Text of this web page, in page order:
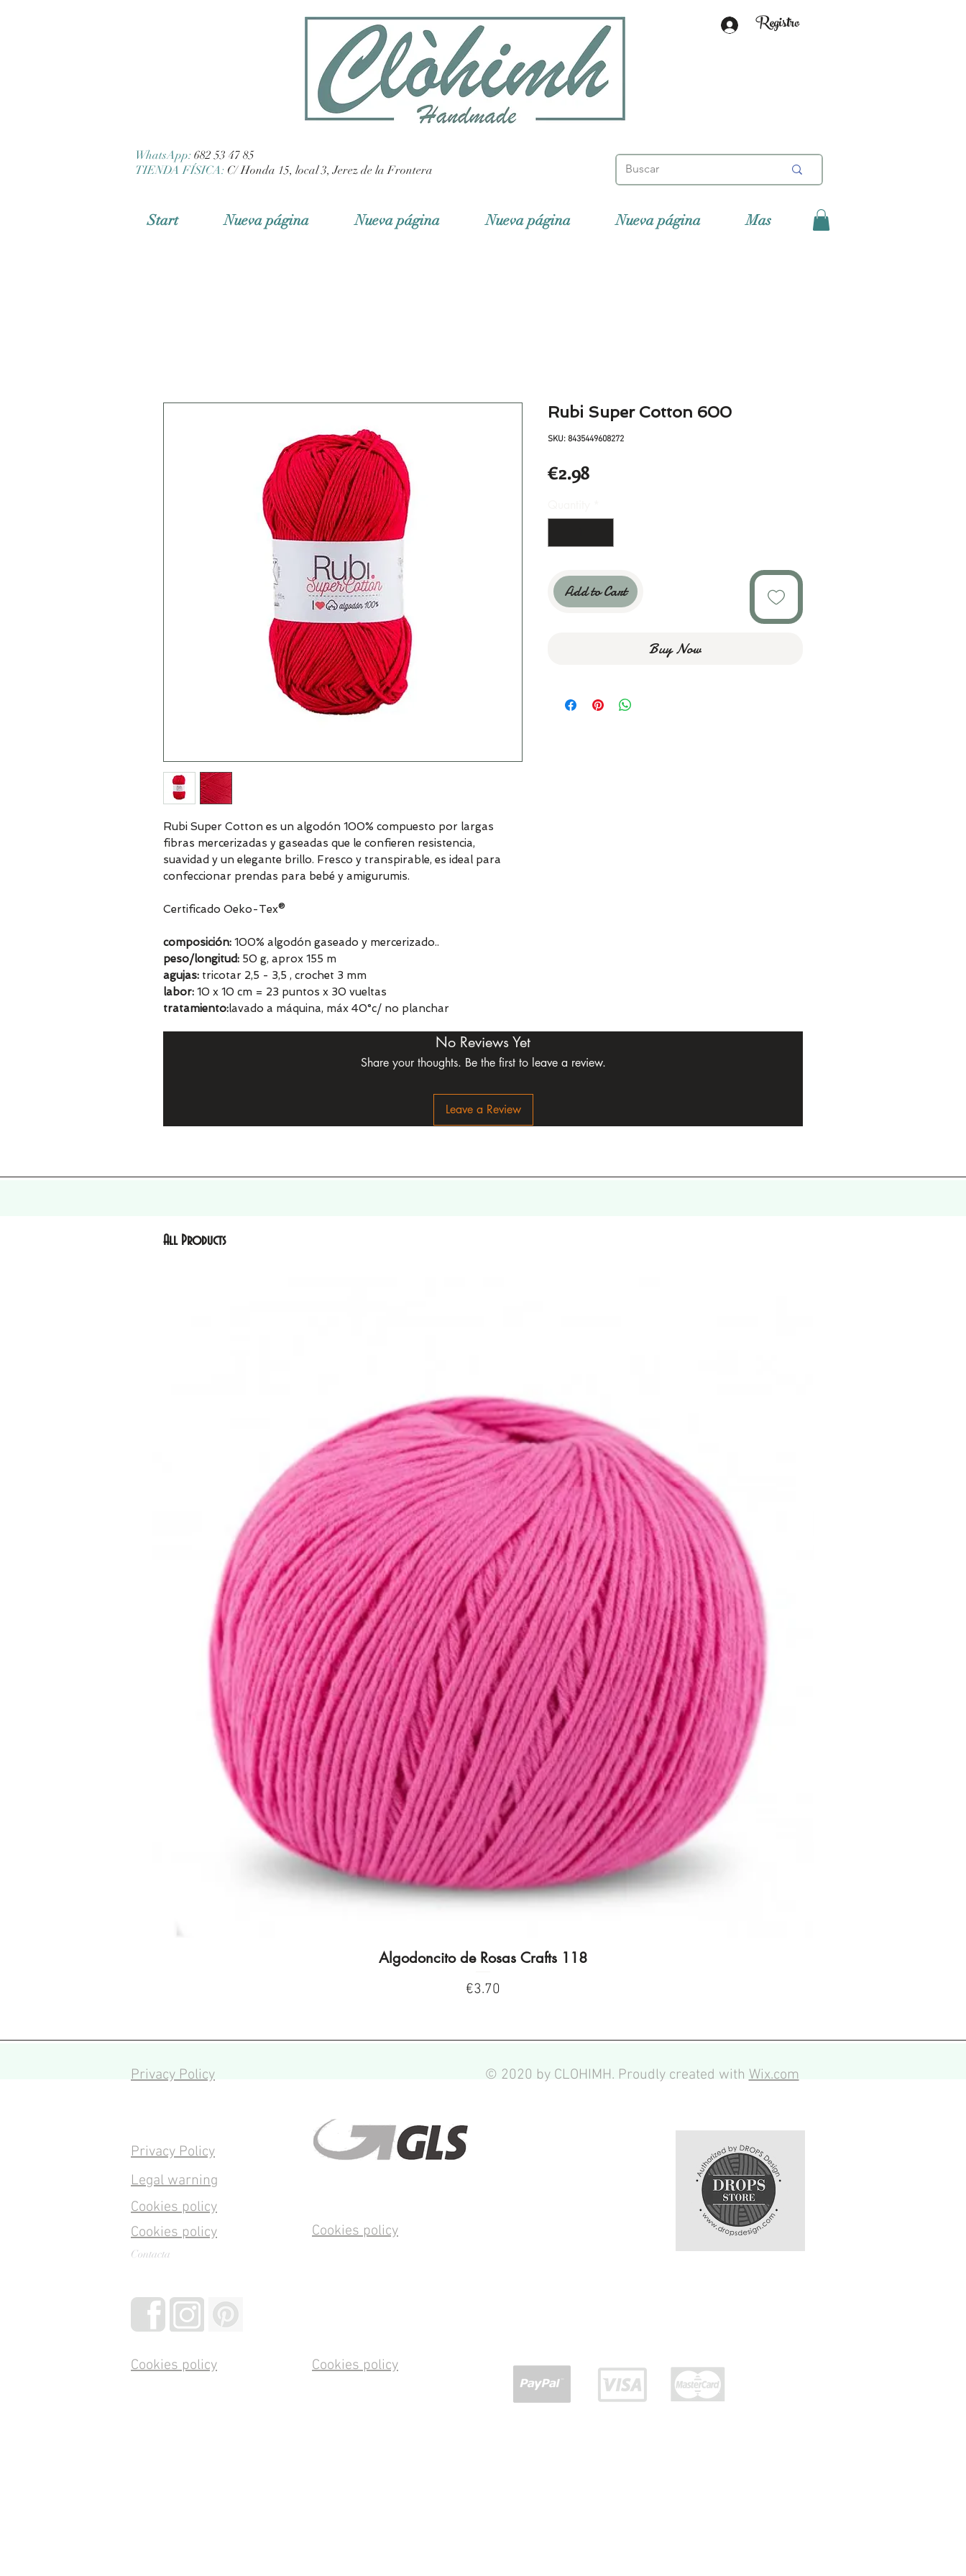
Registro
WhatsApp: 682 53 47 85
TIENDA FÍSICA: C/ Honda 15, local 3, Jerez de la Frontera
Start Nueva página Nueva página Nueva página Nueva página Mas
Rubi Super Cotton es un algodón 100% compuesto por largas
fibras mercerizadas y gaseadas que le confieren resistencia,
suavidad y un elegante brillo. Fresco y transpirable, es ideal para
confeccionar prendas para bebé y amigurumis.
Certificado Oeko-Tex®
composición: 100% algodón gaseado y mercerizado..
peso/longitud: 50 g, aprox 155 m
agujas: tricotar 2,5 - 3,5 , crochet 3 mm
labor: 10 x 10 cm = 23 puntos x 30 vueltas
tratamiento:lavado a máquina, máx 40°c/ no planchar
Rubi Super Cotton 600
SKU: 8435449608272
€2.98Price
Add to Cart
Buy Now
No Reviews Yet
Share your thoughts. Be the first to leave a review.
Leave a Review
All Products
Quick View
Algodoncito de Rosas Crafts 118
Price
€3.70
Privacy Policy © 2020 by CLOHIMH. Proudly created withWix.com
Privacy Policy
Legal warning
Cookies policy
Cookies policy
Contacta
Cookies policy
Cookies policy Cookies policy